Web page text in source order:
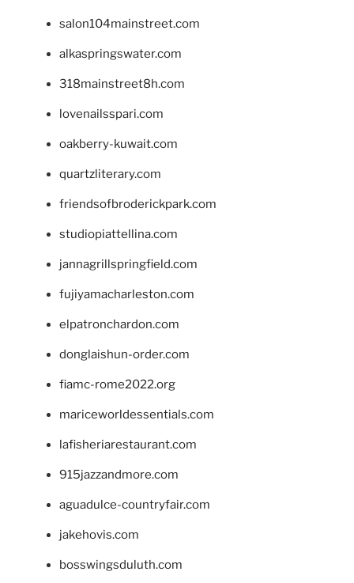
salon104mainstreet.com
alkaspringswater.com
318mainstreet8h.com
lovenailsspari.com
oakberry-kuwait.com
quartzliterary.com
friendsofbroderickpark.com
studiopiattellina.com
jannagrillspringfield.com
fujiyamacharleston.com
elpatronchardon.com
donglaishun-order.com
fiamc-rome2022.org
mariceworldessentials.com
lafisheriarestaurant.com
915jazzandmore.com
aguadulce-countryfair.com
jakehovis.com
bosswingsduluth.com